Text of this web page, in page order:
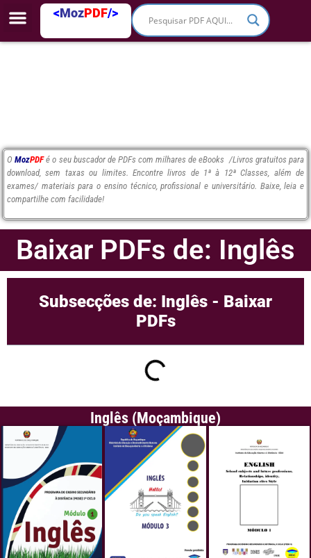
<MozPDF/>
OMozPDF é o seu buscador de PDFs com milhares de eBooks /Livros gratuitos para
download, sem taxas ou limites. Encontre livros de 1ª à 12ª Classes, além de
exames/ materiais para o ensino técnico, profissional e universitário. Baixe, leia e
compartilhe com facilidade!
Baixar PDFs de: Inglês
Subsecções de: Inglês - Baixar
PDFs
Inglês (Moçambique)